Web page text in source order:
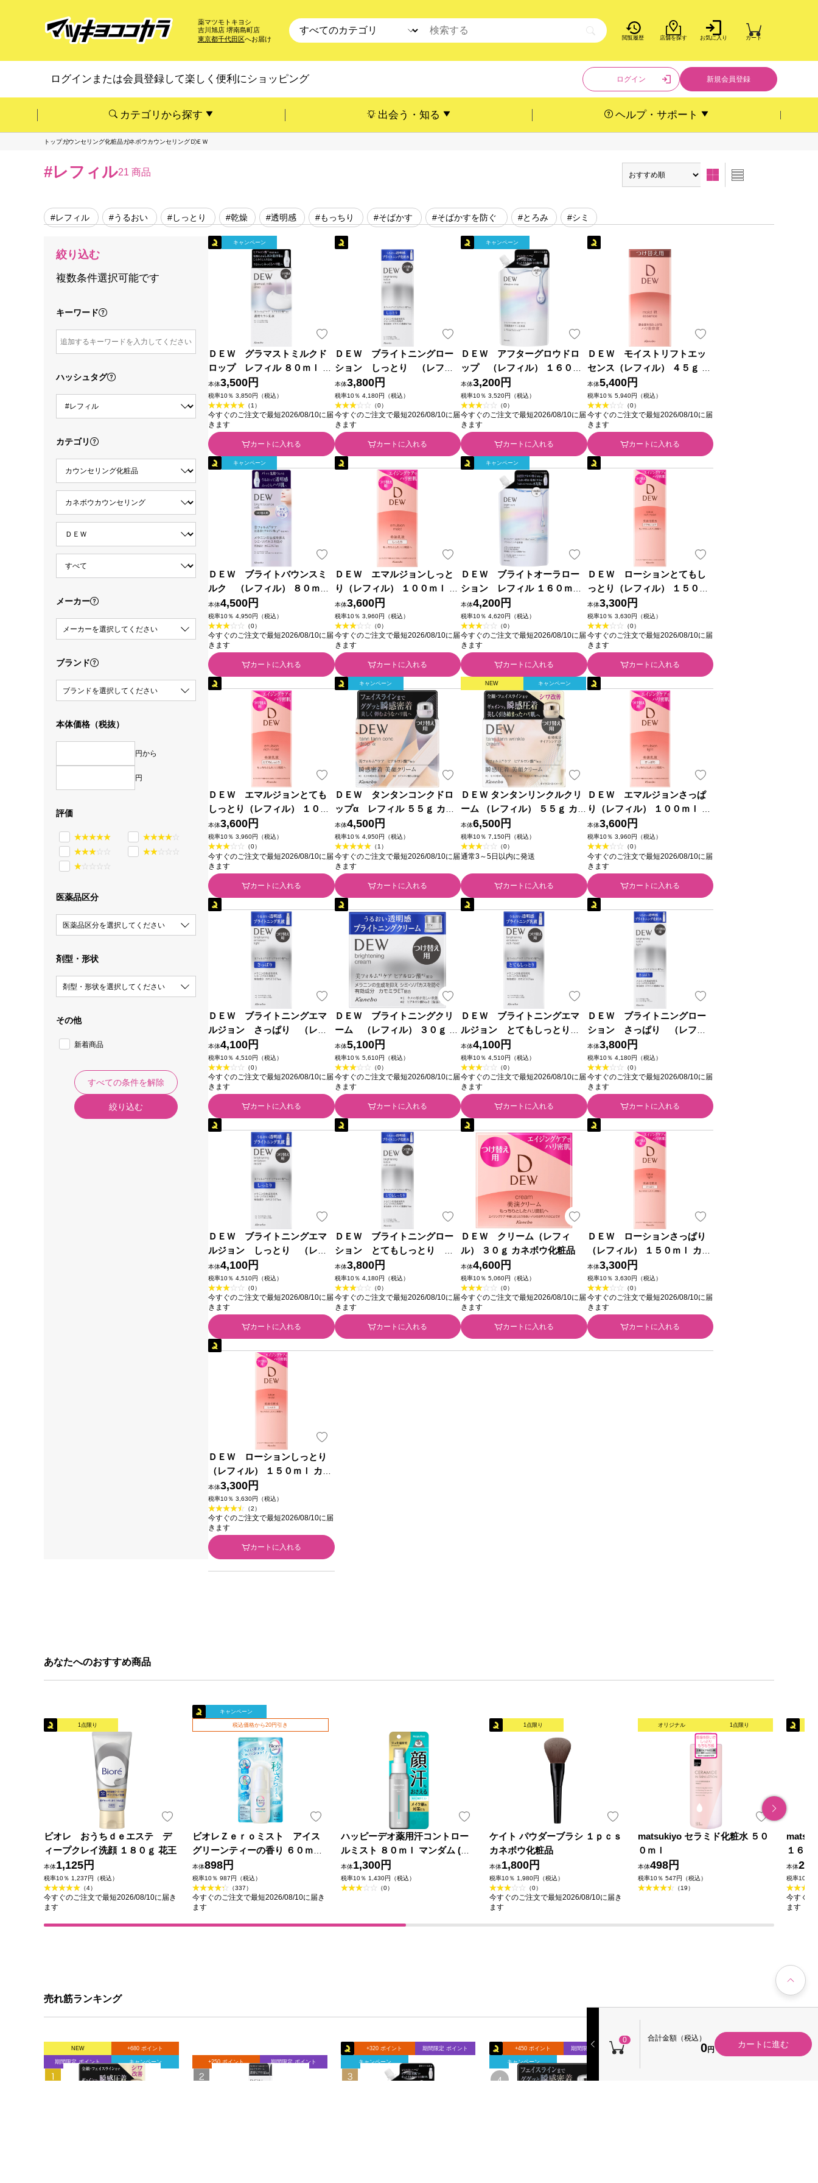
薬マツモトキヨシ
吉川旭店 堺南島町店
東京都千代田区へお届け 閲覧履歴 店舗を探す お気に入り カート
ログインまたは会員登録して楽しく便利にショッピング ログイン 新規会員登録
カテゴリから探す 出会う・知る ヘルプ・サポート
0 合計金額（税込）
0円
カートに進む
トップカウンセリング化粧品カネボウカウンセリングＤＥＷ
#レフィル21 商品
#レフィル #うるおい #しっとり #乾燥 #透明感 #もっちり #そばかす #そばかすを防ぐ #とろみ #シミ
絞り込む
複数条件選択可能です
キーワード
ハッシュタグ
カテゴリ
メーカー
メーカーを選択してください
ブランド
ブランドを選択してください
本体価格（税抜）
円から
円
評価
医薬品区分
医薬品区分を選択してください
剤型・形状
剤型・形状を選択してください
その他
新着商品
すべての条件を解除
絞り込む
キャンペーン
ＤＥＷ グラマストミルクド
ロップ レフィル ８０ｍｌ カ
ネボウ化粧品
本体3,500円
税率10％ 3,850円（税込）
（1）
今すぐのご注文で最短2026/08/10に届
きます
カートに入れる
ＤＥＷ ブライトニングロー
ション しっとり （レフィ
ル） １５０ｍｌ カネボウ化粧
品 (医薬部外品)
本体3,800円
税率10％ 4,180円（税込）
（0）
今すぐのご注文で最短2026/08/10に届
きます
カートに入れる
キャンペーン
ＤＥＷ アフターグロウドロ
ップ （レフィル） １６０ｍ
ｌ カネボウ化粧品
本体3,200円
税率10％ 3,520円（税込）
（0）
今すぐのご注文で最短2026/08/10に届
きます
カートに入れる
ＤＥＷ モイストリフトエッ
センス（レフィル） ４５ｇ カ
ネボウ化粧品
本体5,400円
税率10％ 5,940円（税込）
（0）
今すぐのご注文で最短2026/08/10に届
きます
カートに入れる
キャンペーン
ＤＥＷ ブライトバウンスミ
ルク （レフィル） ８０ｍｌ
カネボウ化粧品 (医薬部外品)
本体4,500円
税率10％ 4,950円（税込）
（0）
今すぐのご注文で最短2026/08/10に届
きます
カートに入れる
ＤＥＷ エマルジョンしっと
り（レフィル） １００ｍｌ カ
ネボウ化粧品
本体3,600円
税率10％ 3,960円（税込）
（0）
今すぐのご注文で最短2026/08/10に届
きます
カートに入れる
キャンペーン
ＤＥＷ ブライトオーラロー
ション レフィル １６０ｍｌ
カネボウ化粧品 (医薬部外品)
本体4,200円
税率10％ 4,620円（税込）
（0）
今すぐのご注文で最短2026/08/10に届
きます
カートに入れる
ＤＥＷ ローションとてもし
っとり（レフィル） １５０ｍ
ｌ カネボウ化粧品
本体3,300円
税率10％ 3,630円（税込）
（0）
今すぐのご注文で最短2026/08/10に届
きます
カートに入れる
ＤＥＷ エマルジョンとても
しっとり（レフィル） １００
ｍｌ カネボウ化粧品
本体3,600円
税率10％ 3,960円（税込）
（0）
今すぐのご注文で最短2026/08/10に届
きます
カートに入れる
キャンペーン
ＤＥＷ タンタンコンクドロ
ップα レフィル ５５ｇ カネ
ボウ化粧品
本体4,500円
税率10％ 4,950円（税込）
（1）
今すぐのご注文で最短2026/08/10に届
きます
カートに入れる
NEW キャンペーン
ＤＥＷ タンタンリンクルクリ
ーム （レフィル） ５５ｇ カネ
ボウ化粧品 (医薬部外品)
本体6,500円
税率10％ 7,150円（税込）
（0）
通常3～5日以内に発送
カートに入れる
ＤＥＷ エマルジョンさっぱ
り（レフィル） １００ｍｌ カ
ネボウ化粧品
本体3,600円
税率10％ 3,960円（税込）
（0）
今すぐのご注文で最短2026/08/10に届
きます
カートに入れる
ＤＥＷ ブライトニングエマ
ルジョン さっぱり （レフ
ィル） １００ｍｌ カネボウ化
粧品 (医薬部外品)
本体4,100円
税率10％ 4,510円（税込）
（0）
今すぐのご注文で最短2026/08/10に届
きます
カートに入れる
ＤＥＷ ブライトニングクリ
ーム （レフィル） ３０ｇ カ
ネボウ化粧品 (医薬部外品)
本体5,100円
税率10％ 5,610円（税込）
（0）
今すぐのご注文で最短2026/08/10に届
きます
カートに入れる
ＤＥＷ ブライトニングエマ
ルジョン とてもしっとり
（レフィル） １００ｍｌ カネ
ボウ化粧品 (医薬部外品)
本体4,100円
税率10％ 4,510円（税込）
（0）
今すぐのご注文で最短2026/08/10に届
きます
カートに入れる
ＤＥＷ ブライトニングロー
ション さっぱり （レフィ
ル） １５０ｍｌ カネボウ化粧
品 (医薬部外品)
本体3,800円
税率10％ 4,180円（税込）
（0）
今すぐのご注文で最短2026/08/10に届
きます
カートに入れる
ＤＥＷ ブライトニングエマ
ルジョン しっとり （レフ
ィル） １００ｍｌ カネボウ化
粧品 (医薬部外品)
本体4,100円
税率10％ 4,510円（税込）
（0）
今すぐのご注文で最短2026/08/10に届
きます
カートに入れる
ＤＥＷ ブライトニングロー
ション とてもしっとり
（レフィル） １５０ｍｌ カネ
ボウ化粧品 (医薬部外品)
本体3,800円
税率10％ 4,180円（税込）
（0）
今すぐのご注文で最短2026/08/10に届
きます
カートに入れる
ＤＥＷ クリーム（レフィ
ル） ３０ｇ カネボウ化粧品
本体4,600円
税率10％ 5,060円（税込）
（0）
今すぐのご注文で最短2026/08/10に届
きます
カートに入れる
ＤＥＷ ローションさっぱり
（レフィル） １５０ｍｌ カネ
ボウ化粧品
本体3,300円
税率10％ 3,630円（税込）
（0）
今すぐのご注文で最短2026/08/10に届
きます
カートに入れる
ＤＥＷ ローションしっとり
（レフィル） １５０ｍｌ カネ
ボウ化粧品
本体3,300円
税率10％ 3,630円（税込）
（2）
今すぐのご注文で最短2026/08/10に届
きます
カートに入れる
あなたへのおすすめ商品
1点限り
ビオレ おうちｄｅエステ デ
ィープクレイ洗顔 １８０ｇ 花王
本体1,125円
税率10％ 1,237円（税込）
（4）
今すぐのご注文で最短2026/08/10に届き
ます
キャンペーン
税込価格から20円引き
ビオレＺｅｒｏミスト アイス
グリーンティーの香り ６０ｍＬ
花王
本体898円
税率10％ 987円（税込）
（337）
今すぐのご注文で最短2026/08/10に届き
ます
ハッピーデオ薬用汗コントロー
ルミスト ８０ｍｌ マンダム (医
薬部外品)
本体1,300円
税率10％ 1,430円（税込）
（0）
1点限り
ケイト パウダーブラシ １ｐｃｓ
カネボウ化粧品
本体1,800円
税率10％ 1,980円（税込）
（0）
今すぐのご注文で最短2026/08/10に届き
ます
オリジナル 1点限り
matsukiyo セラミド化粧水 ５０
０ｍｌ
本体498円
税率10％ 547円（税込）
（19）
１６０
本体
税率10％
今すぐの
ます
売れ筋ランキング
NEW +680 ポイント
期間限定 ポイント キャンペーン +250 ポイント 期間限定 ポイント
+320 ポイント 期間限定 ポイント
キャンペーン
+450 ポイント 期間限定 ポイント
キャンペーン
期間限定 ポイント